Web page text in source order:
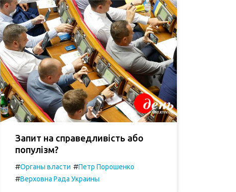
Запит на справедливість або
популізм?
#Органы власти #Петр Порошенко
#Верховна Рада Украины